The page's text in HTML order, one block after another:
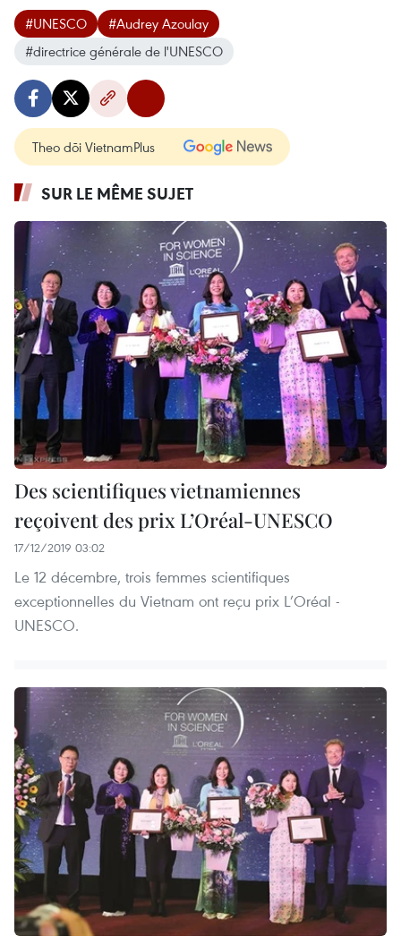
#UNESCO
#Audrey Azoulay
#directrice générale de l'UNESCO
Theo dõi VietnamPlus
SUR LE MÊME SUJET
Des scientifiques vietnamiennes
reçoivent des prix L’Oréal-UNESCO
17/12/2019 03:02
Le 12 décembre, trois femmes scientifiques
exceptionnelles du Vietnam ont reçu prix L’Oréal -
UNESCO.